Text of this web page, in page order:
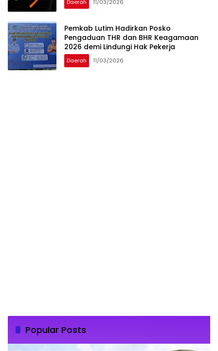
Daerah 11/03/2026
Pemkab Lutim Hadirkan Posko
Pengaduan THR dan BHR Keagamaan
2026 demi Lindungi Hak Pekerja
Daerah 11/03/2026
Popular Posts